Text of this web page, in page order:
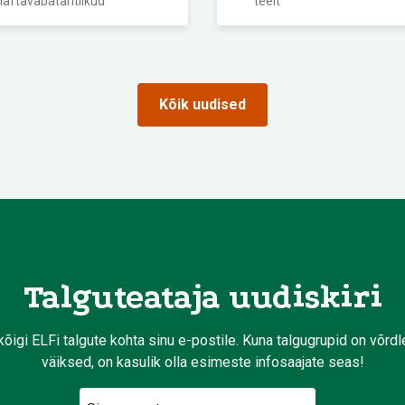
Kõik uudised
Talguteataja uudiskiri
ELFi talgute kohta sinu e-postile. Kuna talgugrupid on
väiksed, on kasulik olla esimeste infosaajate seas!